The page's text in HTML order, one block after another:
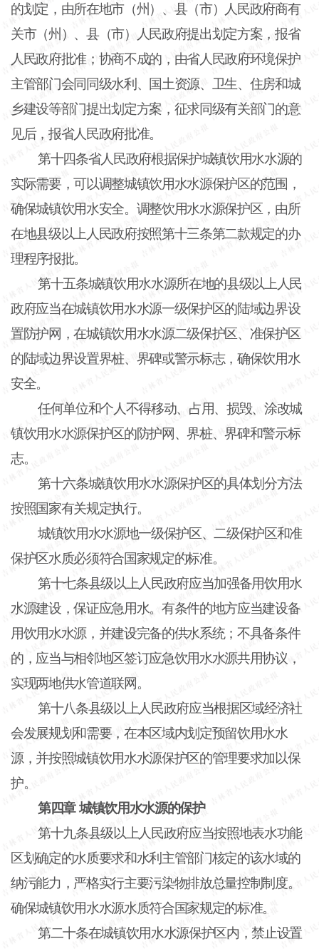
的划定，由所在地市（州）、县（市）人民政府商有
关市（州）、县（市）人民政府提出划定方案，报省
人民政府批准；协商不成的，由省人民政府环境保护
主管部门会同同级水利、国土资源、卫生、住房和城
乡建设等部门提出划定方案，征求同级有关部门的意
见后，报省人民政府批准。
第十四条省人民政府根据保护城镇饮用水水源的
实际需要，可以调整城镇饮用水水源保护区的范围，
确保城镇饮用水安全。调整饮用水水源保护区，由所
在地县级以上人民政府按照第十三条第二款规定的办
理程序报批。
第十五条城镇饮用水水源所在地的县级以上人民
政府应当在城镇饮用水水源一级保护区的陆域边界设
置防护网，在城镇饮用水水源二级保护区、准保护区
的陆域边界设置界桩、界碑或警示标志，确保饮用水
安全。
任何单位和个人不得移动、占用、损毁、涂改城
镇饮用水水源保护区的防护网、界桩、界碑和警示标
志。
第十六条城镇饮用水水源保护区的具体划分方法
按照国家有关规定执行。
城镇饮用水水源地一级保护区、二级保护区和准
保护区水质必须符合国家规定的标准。
第十七条县级以上人民政府应当加强备用饮用水
水源建设，保证应急用水。有条件的地方应当建设备
用饮用水水源，并建设完备的供水系统；不具备条件
的，应当与相邻地区签订应急饮用水水源共用协议，
实现两地供水管道联网。
第十八条县级以上人民政府应当根据区域经济社
会发展规划和需要，在本区域内划定预留饮用水水
源，并按照城镇饮用水水源保护区的管理要求加以保
护。
第四章 城镇饮用水水源的保护
第十九条县级以上人民政府应当按照地表水功能
区划确定的水质要求和水利主管部门核定的该水域的
纳污能力，严格实行主要污染物排放总量控制制度。
确保城镇饮用水水源水质符合国家规定的标准。
第二十条在城镇饮用水水源保护区内，禁止设置